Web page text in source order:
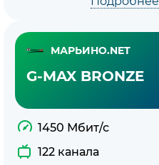
МАРЬИНО.NET
G-MAX BRONZE
1450 Мбит/с
122 канала